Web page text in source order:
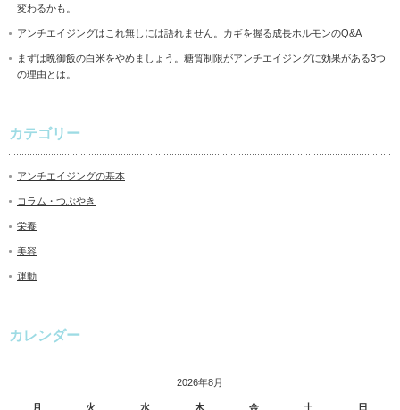
変わるかも。
アンチエイジングはこれ無しには語れません。カギを握る成長ホルモンのQ&A
まずは晩御飯の白米をやめましょう。糖質制限がアンチエイジングに効果がある3つ
の理由とは。
カテゴリー
アンチエイジングの基本
コラム・つぶやき
栄養
美容
運動
カレンダー
2026年8月
月 火 水 木 金 土 日